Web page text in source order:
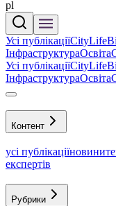
pl
Усі публікаціїCityLife
ІнфраструктураОсвіта
Усі публікаціїCityLife
ІнфраструктураОсвіта
Контент
усі публікаціїновини
експертів
Рубрики